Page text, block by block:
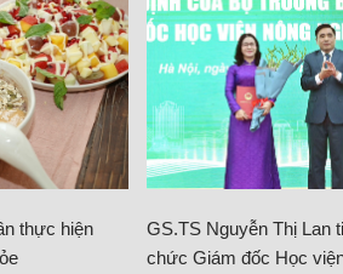
thực hiện
GS.TS Nguyễn Thị Lan
chức Giám đốc Học